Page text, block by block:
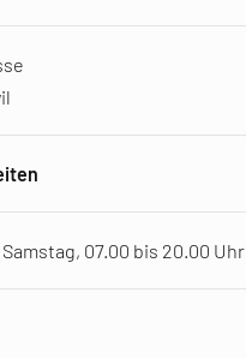
07.00 bis 20.00 Uhr